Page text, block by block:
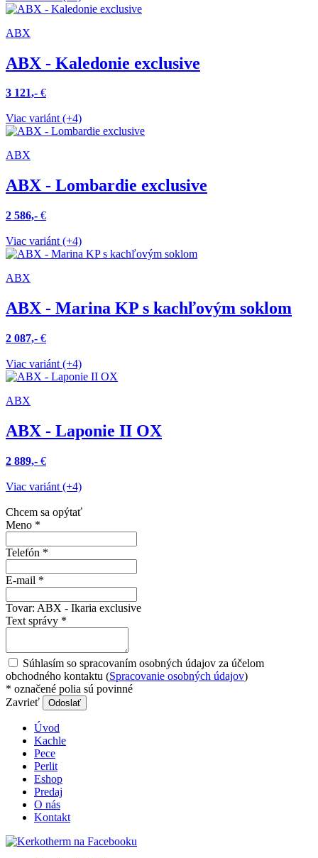
ABX
ABX - Kaledonie exclusive
3 121,- €
Viac variánt (+4)
ABX
ABX - Lombardie exclusive
2 586,- €
Viac variánt (+4)
ABX
ABX - Marina KP s kachľovým soklom
2 087,- €
Viac variánt (+4)
ABX
ABX - Laponie II OX
2 889,- €
Viac variánt (+4)
Chcem sa opýtať
Meno *
Telefón *
E-mail *
Tovar: ABX - Ikaria exclusive
Text správy *
Súhlasím so spracovaním osobných údajov za účelom
obchodného kontaktu (Spracovanie osobných údajov)
* označené polia sú povinné
Zavrieť
Odoslať
Úvod
Kachle
Pece
Perlit
Eshop
Predaj
O nás
Kontakt